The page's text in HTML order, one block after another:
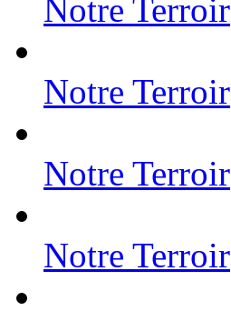
Notre Terroir
Notre Terroir
Notre Terroir
Notre Terroir